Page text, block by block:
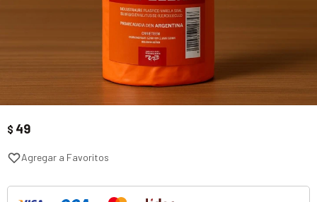
$ 49